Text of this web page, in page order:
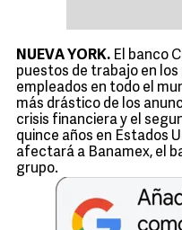
NUEVA YORK. El banco
puestos de trabajo en los
empleados en todo el
más drástico de los
crisis financiera y el
quince años en Estados
afectará a Banamex, el
grupo.